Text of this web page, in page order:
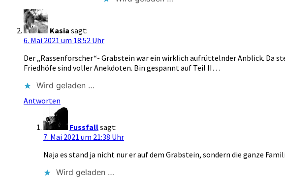
Kasia sagt:
6. Mai 2021 um 18:52 Uhr
Der „Rassenforscher“- Grabstein war ein wirklich aufrüttelnder Anblick. Da
Friedhöfe sind voller Anekdoten. Bin gespannt auf Teil II…
Wird geladen …
Antworten
Fussfallsagt:
7. Mai 2021 um 21:38 Uhr
Naja es stand ja nicht nur er auf dem Grabstein, sondern die ganze
Wird geladen …